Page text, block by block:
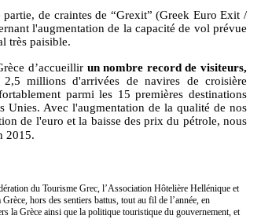
de craintes de “Grexit” (Greek Euro Exit /
l'augmentation de la capacité de vol prévue
très paisible.
d’accueillir un nombre record de visiteurs,
millions d'arrivées de navires de croisière
parmi les 15 premières destinations
Unies. Avec l'augmentation de la qualité de nos
de l'euro et la baisse des prix du pétrole, nous
2015.
du Tourisme Grec, l’Association Hôtelière Hellénique et
hors des sentiers battus, tout au fil de l’année, en
la Grèce ainsi que la politique touristique du gouvernement, et